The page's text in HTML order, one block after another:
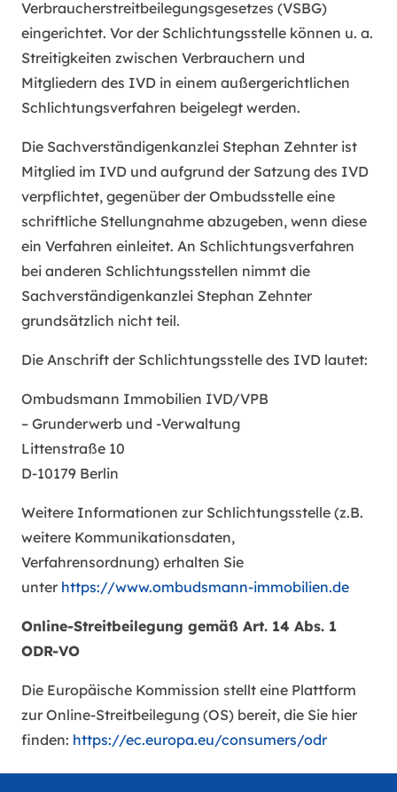
Verbraucherstreitbeilegungsgesetzes (VSBG)
eingerichtet. Vor der Schlichtungsstelle können u. a.
Streitigkeiten zwischen Verbrauchern und
Mitgliedern des IVD in einem außergerichtlichen
Schlichtungsverfahren beigelegt werden.
Die Sachverständigenkanzlei Stephan Zehnter ist
Mitglied im IVD und aufgrund der Satzung des IVD
verpflichtet, gegenüber der Ombudsstelle eine
schriftliche Stellungnahme abzugeben, wenn diese
ein Verfahren einleitet. An Schlichtungsverfahren
bei anderen Schlichtungsstellen nimmt die
Sachverständigenkanzlei Stephan Zehnter
grundsätzlich nicht teil.
Die Anschrift der Schlichtungsstelle des IVD lautet:
Ombudsmann Immobilien IVD/VPB
– Grunderwerb und -Verwaltung
Littenstraße 10
D-10179 Berlin
Weitere Informationen zur Schlichtungsstelle (z.B.
weitere Kommunikationsdaten,
Verfahrensordnung) erhalten Sie
unter https://www.ombudsmann-immobilien.de
Online-Streitbeilegung gemäß Art. 14 Abs. 1
ODR-VO
Die Europäische Kommission stellt eine Plattform
zur Online-Streitbeilegung (OS) bereit, die Sie hier
finden: https://ec.europa.eu/consumers/odr